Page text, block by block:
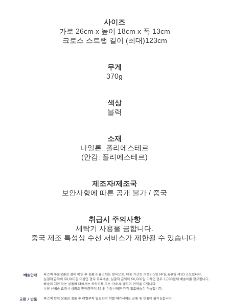
사이즈
가로 26cm x 높이 18cm x 폭 13cm
크로스 스트랩 길이 (최대)123cm
무게
370g
색상
블랙
소재
나일론, 폴리에스테르
(안감: 폴리에스테르)
제조자/제조국
보안사항에 따른 공개 불가 / 중국
취급시 주의사항
세탁기 사용을 금합니다.
중국 제조 특성상 수선 서비스가 제한될 수 있습니다.